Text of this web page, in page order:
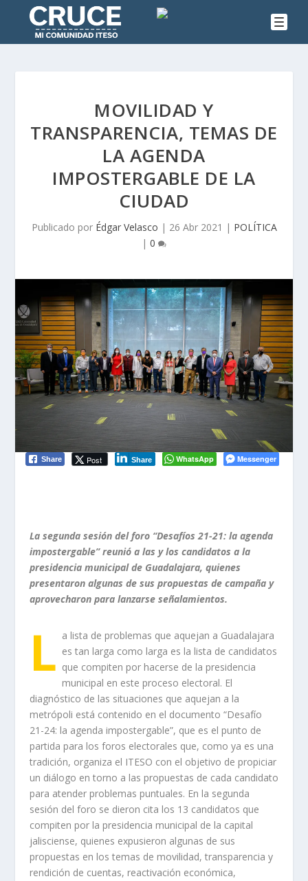
MOVILIDAD Y
TRANSPARENCIA, TEMAS DE
LA AGENDA
IMPOSTERGABLE DE LA
CIUDAD
Publicado por Édgar Velasco | 26 Abr 2021 | POLÍTICA
| 0
Share Post Share WhatsApp Messenger
La segunda sesión del foro “Desafíos 21-21: la agenda
impostergable” reunió a las y los candidatos a la
presidencia municipal de Guadalajara, quienes
presentaron algunas de sus propuestas de campaña y
aprovecharon para lanzarse señalamientos.
L a lista de problemas que aquejan a Guadalajara
es tan larga como larga es la lista de candidatos
que compiten por hacerse de la presidencia
municipal en este proceso electoral. El
diagnóstico de las situaciones que aquejan a la
metrópoli está contenido en el documento “Desafío
21-24: la agenda impostergable”, que es el punto de
partida para los foros electorales que, como ya es una
tradición, organiza el ITESO con el objetivo de propiciar
un diálogo en torno a las propuestas de cada candidato
para atender problemas puntuales. En la segunda
sesión del foro se dieron cita los 13 candidatos que
compiten por la presidencia municipal de la capital
jalisciense, quienes expusieron algunas de sus
propuestas en los temas de movilidad, transparencia y
rendición de cuentas, reactivación económica,